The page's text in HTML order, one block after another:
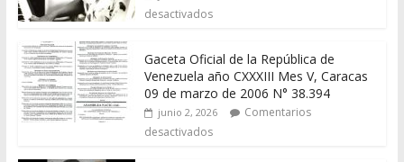
desactivados
Gaceta Oficial de la República de
Venezuela año CXXXIII Mes V, Caracas
09 de marzo de 2006 N° 38.394
junio 2, 2026
Comentarios
desactivados